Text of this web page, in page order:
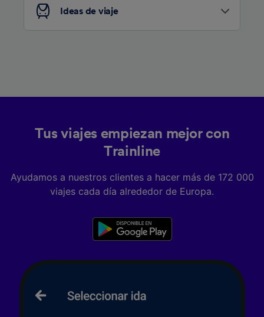
Ideas de viaje
Tus viajes empiezan mejor con
Trainline
Ayudamos a nuestros clientes a hacer más de 172 000
viajes cada día alrededor de Europa.